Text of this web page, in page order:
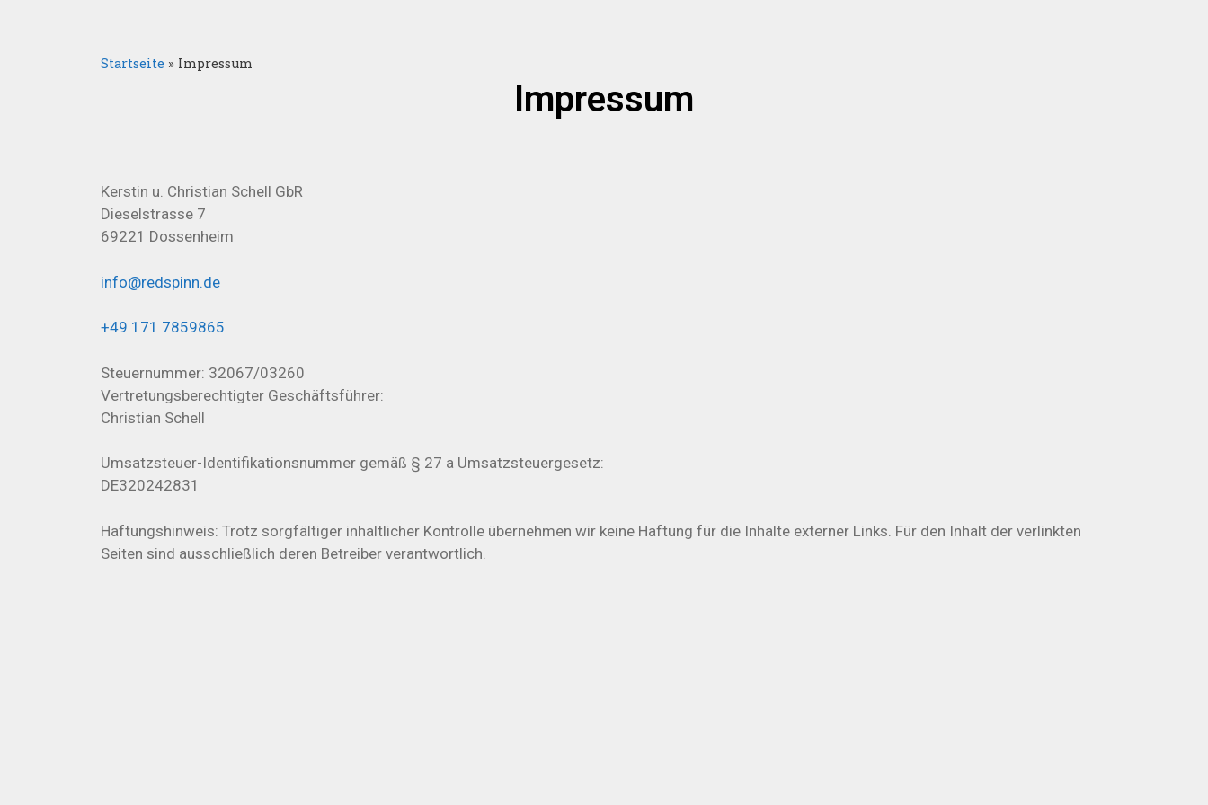
Startseite » Impressum
Impressum
Kerstin u. Christian Schell GbR
Dieselstrasse 7
69221 Dossenheim
info@redspinn.de
+49 171 7859865
Steuernummer: 32067/03260
Vertretungsberechtigter Geschäftsführer:
Christian Schell
Umsatzsteuer-Identifikationsnummer gemäß § 27 a Umsatzsteuergesetz:
DE320242831
Haftungshinweis: Trotz sorgfältiger inhaltlicher Kontrolle übernehmen wir keine Haftung für die Inhalte externer Links. Für den Inhalt der verlinkten
Seiten sind ausschließlich deren Betreiber verantwortlich.